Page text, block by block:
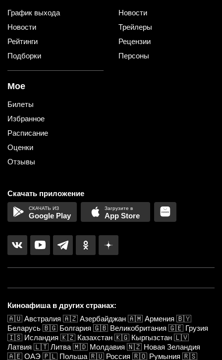
График выхода
Новости
Рейтинги
Подборки
Новости
Трейлеры
Рецензии
Персоны
Мое
Билеты
Избранное
Расписание
Оценки
Отзывы
Скачать приложение
Google Play App Store
Киноафиша в других странах:
🇦🇺 Австралия 🇦🇿 Азербайджан 🇦🇲 Армения 🇧🇾
Беларусь 🇧🇬 Болгария 🇬🇧 Великобритания 🇬🇪 Грузия
🇮🇸 Исландия 🇰🇿 Казахстан 🇰🇬 Кыргызстан 🇱🇻
Латвия 🇱🇹 Литва 🇲🇩 Молдавия 🇳🇿 Новая Зеландия
🇦🇪 ОАЭ 🇵🇱 Польша 🇷🇺 Россия 🇷🇴 Румыния 🇷🇸